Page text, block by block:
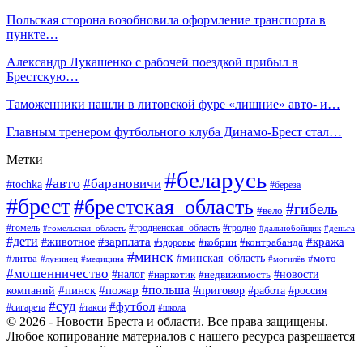
Польская сторона возобновила оформление транспорта в
пункте…
Александр Лукашенко с рабочей поездкой прибыл в
Брестскую…
Таможенники нашли в литовской фуре «лишние» авто- и…
Главным тренером футбольного клуба Динамо-Брест стал…
Метки
#tochka #авто #барановичи #беларусь #берёза
#брест#брестская_область #вело #гибель
#гомель #гомельская_область #гродненская_область #гродно #дальнобойщик #деньга
#дети #животное #зарплата #здоровье #кобрин #контрабанда #кража
#литва #лунинец #медицина #минск #минская_область #могилёв #мото
#мошенничество #налог #наркотик #недвижимость #новости
компаний #пинск #пожар #польша #приговор #работа #россия
#сигарета #суд #такси #футбол #школа
© 2026 - Новости Бреста и области. Все права защищены.
Любое копирование материалов с нашего ресурса разрешается